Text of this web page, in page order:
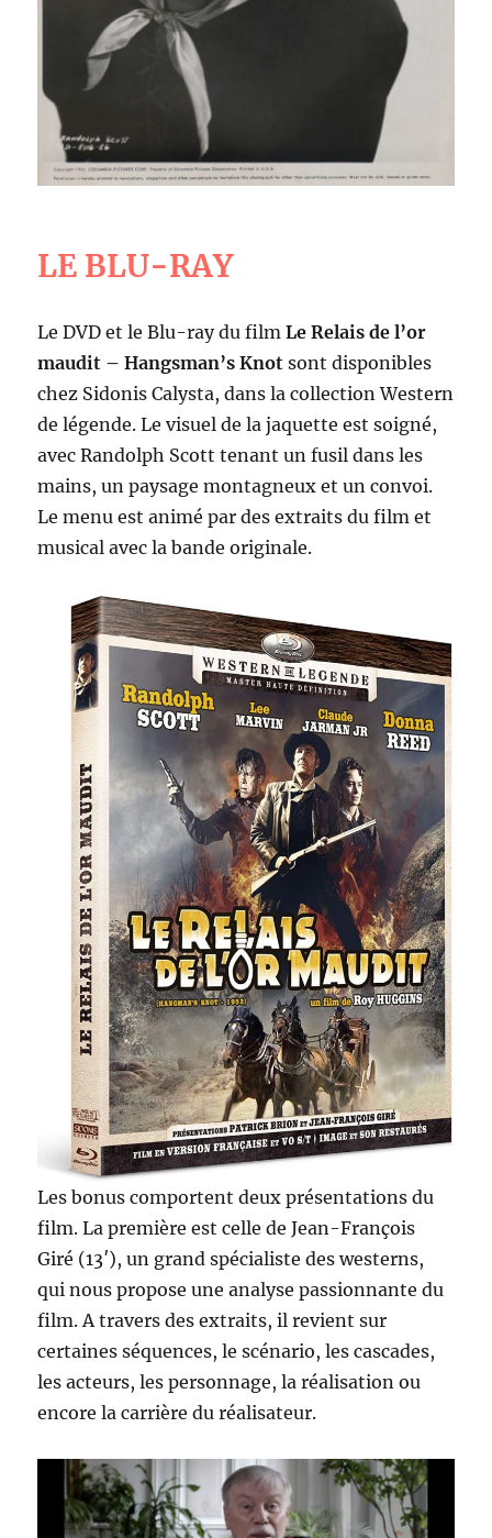
LE BLU-RAY
Le DVD et le Blu-ray du filmLe Relais de l’or
maudit – Hangsman’s Knot sont disponibles
chez Sidonis Calysta, dans la collection Western
de légende. Le visuel de la jaquette est soigné,
avec Randolph Scott tenant un fusil dans les
mains, un paysage montagneux et un convoi.
Le menu est animé par des extraits du film et
musical avec la bande originale.
Les bonus comportent deux présentations du
film. La première est celle de Jean-François
Giré (13′), un grand spécialiste des westerns,
qui nous propose une analyse passionnante du
film. A travers des extraits, il revient sur
certaines séquences, le scénario, les cascades,
les acteurs, les personnage, la réalisation ou
encore la carrière du réalisateur.